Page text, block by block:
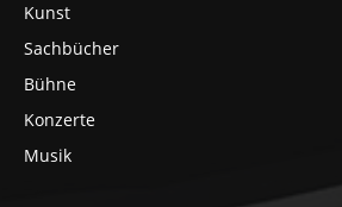
Kunst
Sachbücher
Bühne
Konzerte
Musik